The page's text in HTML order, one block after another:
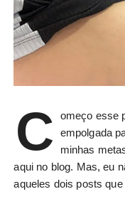
C
omeço esse
empolgada
minhas
aqui no blog. Mas, eu
aqueles dois posts